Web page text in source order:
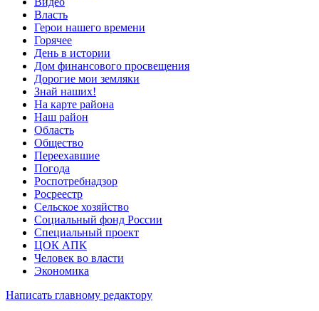
Власть
Герои нашего времени
Горячее
День в истории
Дом финансового просвещения
Дорогие мои земляки
Знай наших!
На карте района
Наш район
Область
Общество
Переехавшие
Погода
Роспотребнадзор
Росреестр
Сельское хозяйство
Социальный фонд России
Специальный проект
ЦОК АПК
Человек во власти
Экономика
Написать главному редактору